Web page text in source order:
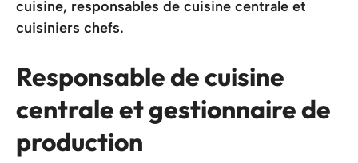
cuisine, responsables de cuisine centrale et
cuisiniers chefs.
Responsable de cuisine
centrale et gestionnaire de
production